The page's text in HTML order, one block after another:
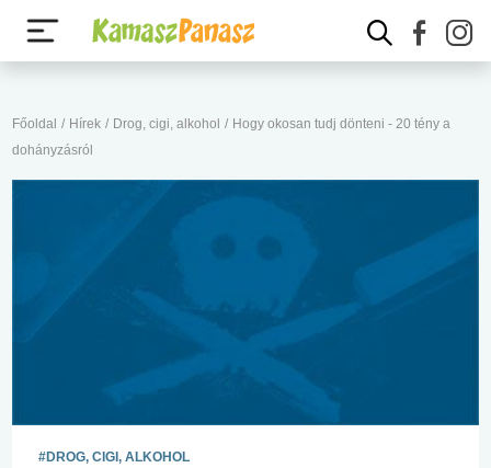
Főoldal / Hírek / Drog, cigi, alkohol / Hogy okosan tudj dönteni - 20 tény a
dohányzásról
#DROG, CIGI, ALKOHOL